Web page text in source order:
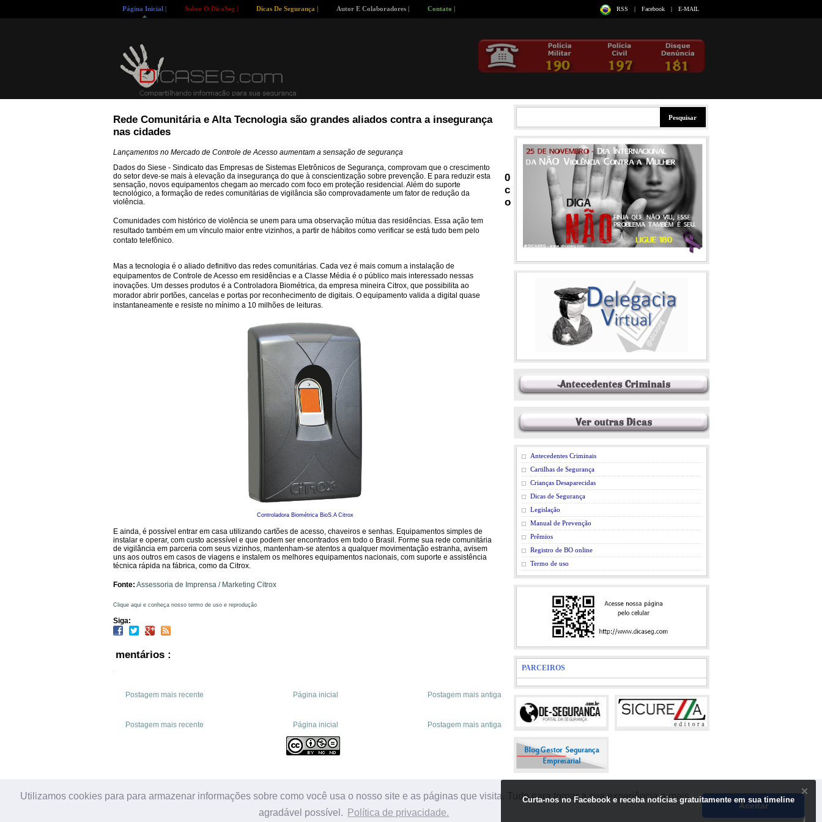
Utilizamos cookies para para armazenar informações sobre como você usa o nosso site e as páginas que visita. Tudo para tornar a sua experiência a mais
agradável possível.
Política de privacidade.
Aceitar
Página Inicial | Sobre O DicaSeg | Dicas De Segurança | Autor E Colaboradores | Contato | RSS | Facebook | E-MAIL
Rede Comunitária e Alta Tecnologia são grandes aliados contra a insegurança
nas cidades
Lançamentos no Mercado de Controle de Acesso aumentam a sensação de segurança
Dados do Siese - Sindicato das Empresas de Sistemas Eletrônicos de Segurança, comprovam que o crescimento
do setor deve-se maisà elevação da insegurança do que à conscientização sobre prevenção. E para reduzir esta
sensação, novos equipamentos chegam ao mercado com foco em proteção residencial. Além do suporte
tecnológico, a formação de redes comunitárias de vigilância são comprovadamente um fator de redução da
violência.
Comunidades com histórico de violência se unem para uma observação mútua das residências. Essa ação tem
resultado também em um vínculo maior entre vizinhos, a partir de hábitos como verificar se está tudo bem pelo
contato telefônico.
Mas a tecnologia é o aliado definitivo das redes comunitárias. Cada vez é mais comum a instalação de
equipamentos de Controle de Acesso em residências e a Classe Média é o público mais interessado nessas
inovações. Um desses produtos é a Controladora Biométrica, da empresa mineira Citrox, que possibilita ao
morador abrir portões, cancelas e portas por reconhecimento de digitais. O equipamento valida a digital quase
instantaneamente e resiste no mínimo a 10 milhões de leituras.
Controladora Biométrica BioS.A Citrox
E ainda, é possível entrar em casa utilizando cartões de acesso, chaveiros e senhas. Equipamentos simples de
instalar e operar, com custo acessível e que podem ser encontrados em todo o Brasil. Forme sua rede comunitária
de vigilância em parceria com seus vizinhos, mantenham-se atentos a qualquer movimentação estranha, avisem
uns aos outros em casos de viagens e instalem os melhores equipamentos nacionais, com suporte e assistência
técnica rápida na fábrica, como da Citrox.
Fonte: Assessoria de Imprensa / Marketing Citrox
Clique aqui e conheça nosso termo de uso e reprodução
Siga:
0
c
o
mentários :
Postagem mais recente Postagem mais antiga
Página inicial
Postagem mais recente Postagem mais antiga
Página inicial
Pesquisar
Antecedentes Criminais
Cartilhas de Segurança
Crianças Desaparecidas
Dicas de Segurança
Legislação
Manual de Prevenção
Prêmios
Registro de BO online
Termo de uso
PARCEIROS
- Alguns direitos reservados | É proibida a reprodução total ou parcial por qualquer meio ou processo fora das
"CLIQUE AQUI E CONHEÇA O TERMO DE USO E REPRODUÇÃO"|Política de Privacidade
Curta-nos no Facebook e receba notícias gratuitamente em sua timeline